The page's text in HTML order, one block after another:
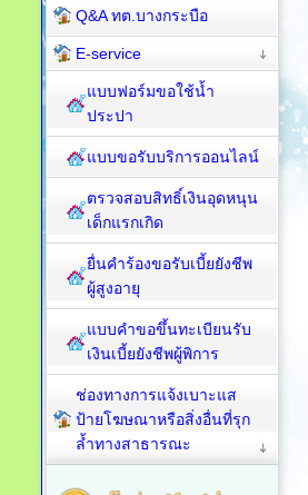
Q&A ทต.บางกระบือ
E-service
แบบฟอร์มขอใช้น้ำ
ประปา
แบบขอรับบริการออนไลน์
ตรวจสอบสิทธิ์เงินอุดหนุน
เด็กแรกเกิด
ยื่นคำร้องขอรับเบี้ยยังชีพ
ผู้สูงอายุ
แบบคำขอขึ้นทะเบียนรับ
เงินเบี้ยยังชีพผู้พิการ
ช่องทางการแจ้งเบาะแส
ป้ายโฆษณาหรือสิ่งอื่นที่รุก
ล้ำทางสาธารณะ